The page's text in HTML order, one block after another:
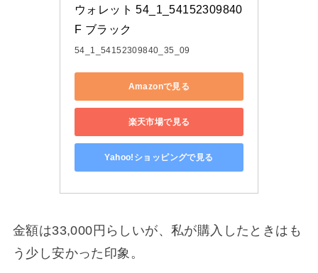
ウォレット 54_1_54152309840
F ブラック
54_1_54152309840_35_09
Amazonで見る
楽天市場で見る
Yahoo!ショッピングで見る
金額は33,000円らしいが、私が購入したときはも
う少し安かった印象。